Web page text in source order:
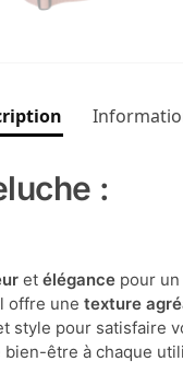
:
etélégance pour
offre unetexture
style pour satisfaire
être à chaque